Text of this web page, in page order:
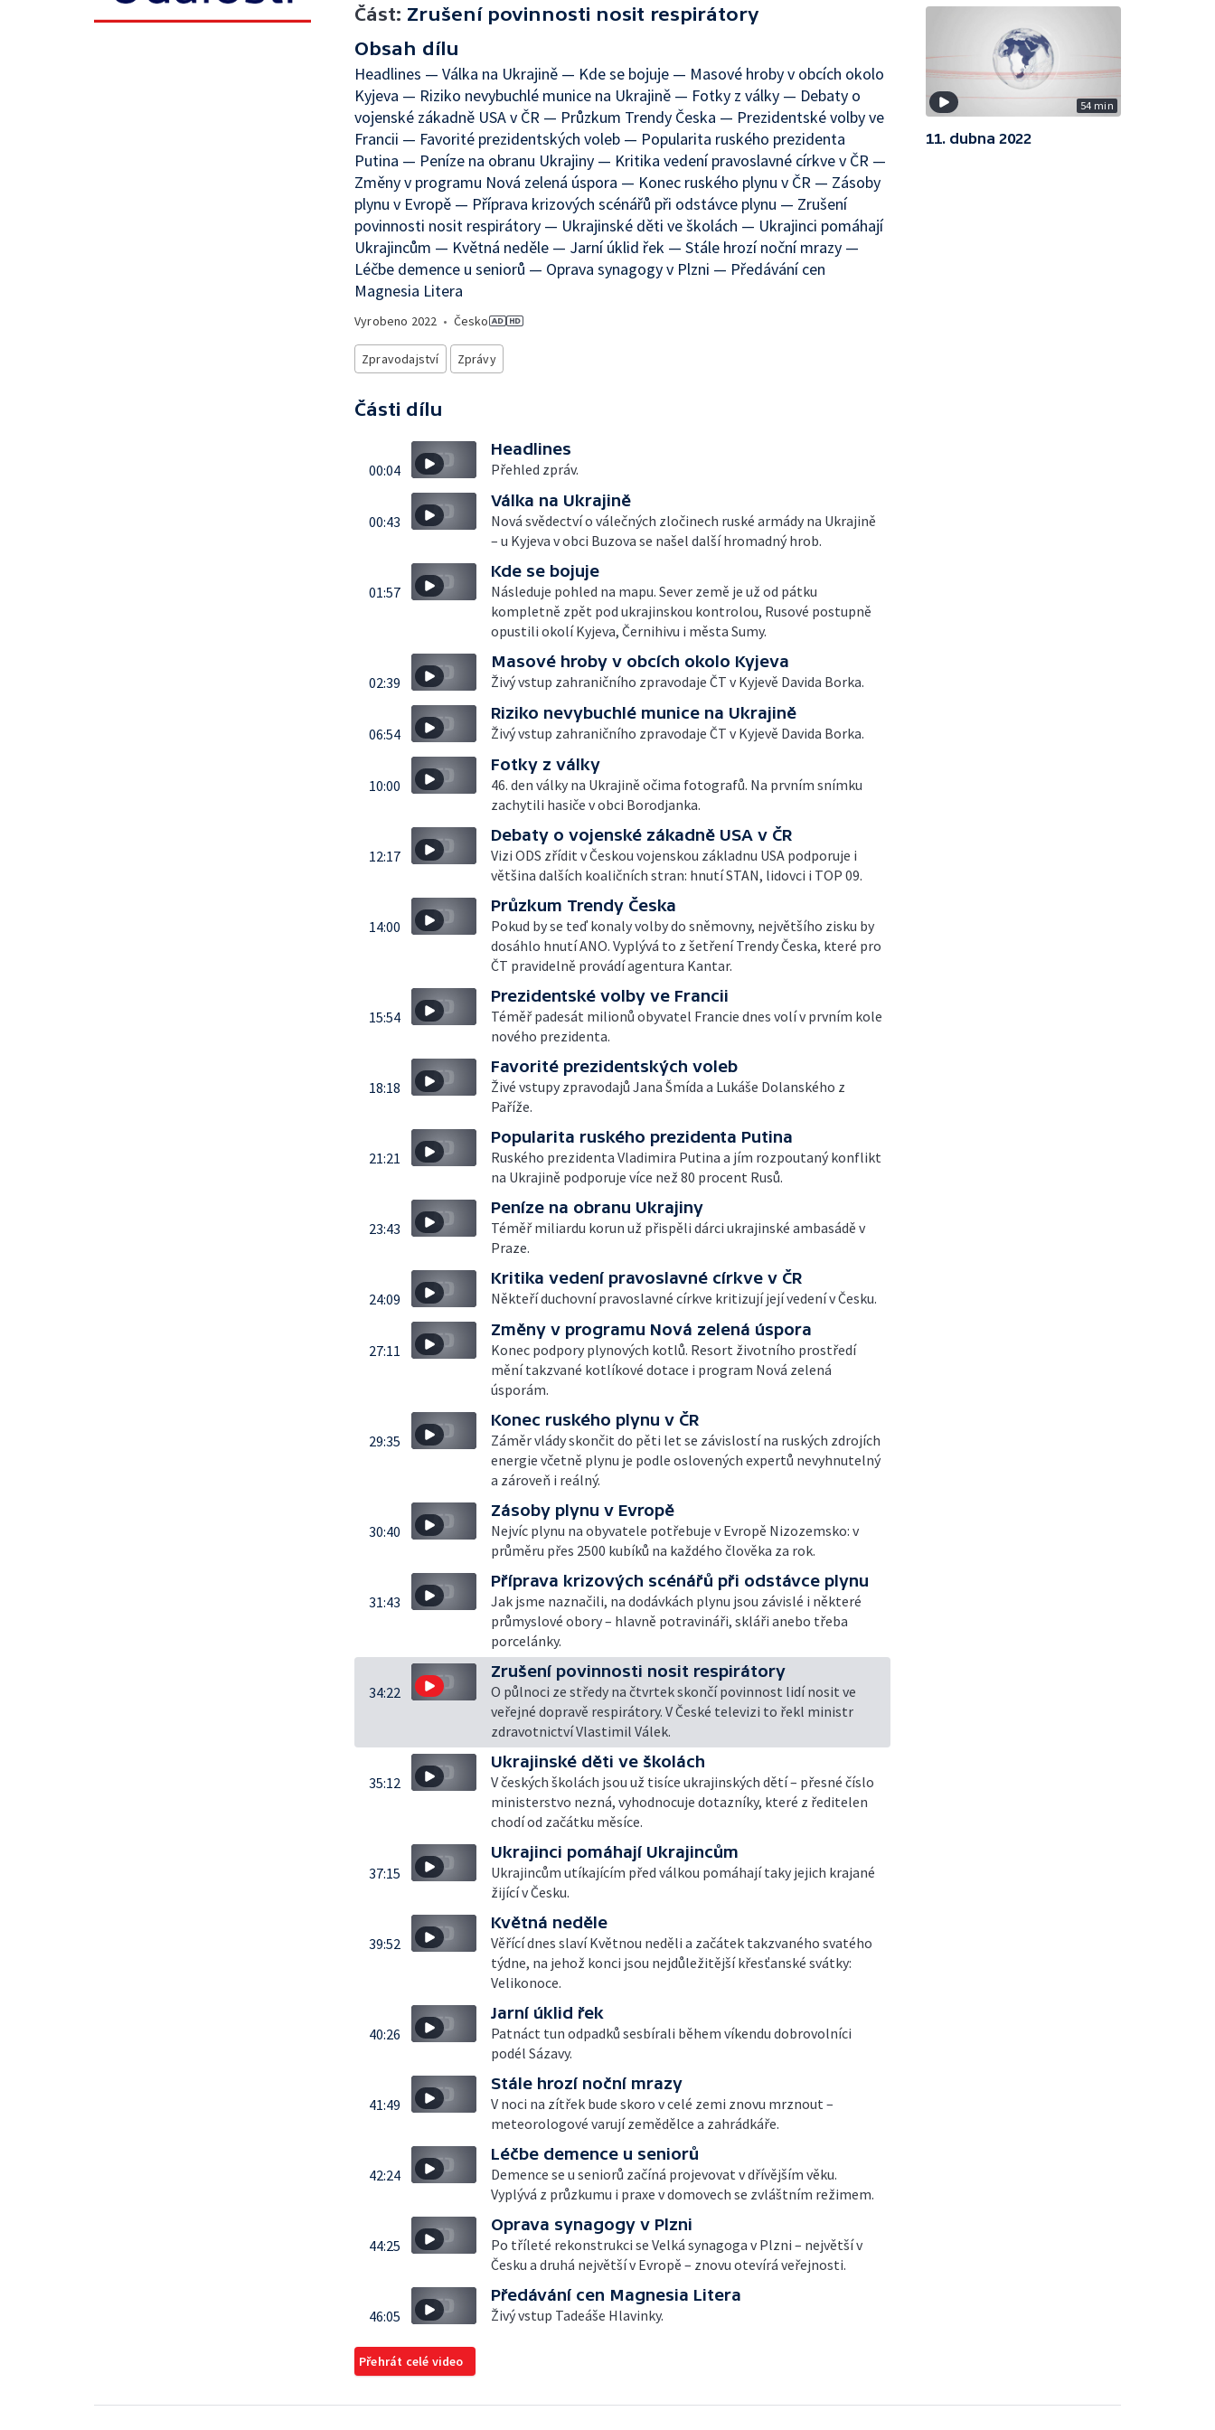
Část: Zrušení povinnosti nosit respirátory
Obsah dílu
Headlines — Válka na Ukrajině — Kde se bojuje — Masové hroby v obcích okolo
Kyjeva — Riziko nevybuchlé munice na Ukrajině — Fotky z války — Debaty o
vojenské zákadně USA v ČR — Průzkum Trendy Česka — Prezidentské volby ve
Francii — Favorité prezidentských voleb — Popularita ruského prezidenta
Putina — Peníze na obranu Ukrajiny — Kritika vedení pravoslavné církve v ČR —
Změny v programu Nová zelená úspora — Konec ruského plynu v ČR — Zásoby
plynu v Evropě — Příprava krizových scénářů při odstávce plynu — Zrušení
povinnosti nosit respirátory — Ukrajinské děti ve školách — Ukrajinci pomáhají
Ukrajincům — Květná neděle — Jarní úklid řek — Stále hrozí noční mrazy —
Léčbe demence u seniorů — Oprava synagogy v Plzni — Předávání cen
Magnesia Litera
Vyrobeno 2022 • Česko
Zpravodajství Zprávy
Části dílu
00:04
Headlines
Přehled zpráv.
00:43
Válka na Ukrajině
Nová svědectví o válečných zločinech ruské armády na Ukrajině
– u Kyjeva v obci Buzova se našel další hromadný hrob.
01:57
Kde se bojuje
Následuje pohled na mapu. Sever země je už od pátku
kompletně zpět pod ukrajinskou kontrolou, Rusové postupně
opustili okolí Kyjeva, Černihivu i města Sumy.
02:39
Masové hroby v obcích okolo Kyjeva
Živý vstup zahraničního zpravodaje ČT v Kyjevě Davida Borka.
06:54
Riziko nevybuchlé munice na Ukrajině
Živý vstup zahraničního zpravodaje ČT v Kyjevě Davida Borka.
10:00
Fotky z války
46. den války na Ukrajině očima fotografů. Na prvním snímku
zachytili hasiče v obci Borodjanka.
12:17
Debaty o vojenské zákadně USA v ČR
Vizi ODS zřídit v Českou vojenskou základnu USA podporuje i
většina dalších koaličních stran: hnutí STAN, lidovci i TOP 09.
14:00
Průzkum Trendy Česka
Pokud by se teď konaly volby do sněmovny, největšího zisku by
dosáhlo hnutí ANO. Vyplývá to z šetření Trendy Česka, které pro
ČT pravidelně provádí agentura Kantar.
15:54
Prezidentské volby ve Francii
Téměř padesát milionů obyvatel Francie dnes volí v prvním kole
nového prezidenta.
18:18
Favorité prezidentských voleb
Živé vstupy zpravodajů Jana Šmída a Lukáše Dolanského z
Paříže.
21:21
Popularita ruského prezidenta Putina
Ruského prezidenta Vladimira Putina a jím rozpoutaný konflikt
na Ukrajině podporuje více než 80 procent Rusů.
23:43
Peníze na obranu Ukrajiny
Téměř miliardu korun už přispěli dárci ukrajinské ambasádě v
Praze.
24:09
Kritika vedení pravoslavné církve v ČR
Někteří duchovní pravoslavné církve kritizují její vedení v Česku.
27:11
Změny v programu Nová zelená úspora
Konec podpory plynových kotlů. Resort životního prostředí
mění takzvané kotlíkové dotace i program Nová zelená
úsporám.
29:35
Konec ruského plynu v ČR
Záměr vlády skončit do pěti let se závislostí na ruských zdrojích
energie včetně plynu je podle oslovených expertů nevyhnutelný
a zároveň i reálný.
30:40
Zásoby plynu v Evropě
Nejvíc plynu na obyvatele potřebuje v Evropě Nizozemsko: v
průměru přes 2500 kubíků na každého člověka za rok.
31:43
Příprava krizových scénářů při odstávce plynu
Jak jsme naznačili, na dodávkách plynu jsou závislé i některé
průmyslové obory – hlavně potravináři, skláři anebo třeba
porcelánky.
34:22
Zrušení povinnosti nosit respirátory
O půlnoci ze středy na čtvrtek skončí povinnost lidí nosit ve
veřejné dopravě respirátory. V České televizi to řekl ministr
zdravotnictví Vlastimil Válek.
35:12
Ukrajinské děti ve školách
V českých školách jsou už tisíce ukrajinských dětí – přesné číslo
ministerstvo nezná, vyhodnocuje dotazníky, které z ředitelen
chodí od začátku měsíce.
37:15
Ukrajinci pomáhají Ukrajincům
Ukrajincům utíkajícím před válkou pomáhají taky jejich krajané
žijící v Česku.
39:52
Květná neděle
Věřící dnes slaví Květnou neděli a začátek takzvaného svatého
týdne, na jehož konci jsou nejdůležitější křesťanské svátky:
Velikonoce.
40:26
Jarní úklid řek
Patnáct tun odpadků sesbírali během víkendu dobrovolníci
podél Sázavy.
41:49
Stále hrozí noční mrazy
V noci na zítřek bude skoro v celé zemi znovu mrznout –
meteorologové varují zemědělce a zahrádkáře.
42:24
Léčbe demence u seniorů
Demence se u seniorů začíná projevovat v dřívějším věku.
Vyplývá z průzkumu i praxe v domovech se zvláštním režimem.
44:25
Oprava synagogy v Plzni
Po tříleté rekonstrukci se Velká synagoga v Plzni – největší v
Česku a druhá největší v Evropě – znovu otevírá veřejnosti.
46:05
Předávání cen Magnesia Litera
Živý vstup Tadeáše Hlavinky.
Přehrát celé video
54 min
11. dubna 2022